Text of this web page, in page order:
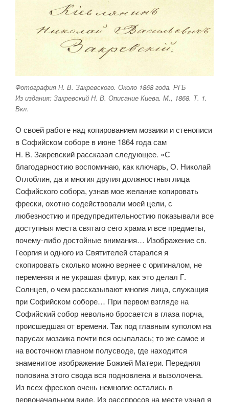
Фотография Н. В. Закревского. Около 1868 года. РГБ
Из издания: Закревский Н. В. Описание Киева. М., 1868. Т. 1.
Вкл.
О своей работе над копированием мозаики и стенописи
в Софийском соборе в июне 1864 года сам
Н. В. Закревский рассказал следующее. «С
благодарностию воспоминаю, как ключарь, О. Николай
Оглоблин, да и многия другия должностныя лица
Софийского собора, узнав мое желание копировать
фрески, охотно содействовали моей цели, с
любезностию и предупредительностию показывали все
доступныя места святаго сего храма и все предметы,
почему-либо достойные внимания… Изображение св.
Георгия и одного из Святителей старался я
скопировать сколько можно вернее с оригиналом, не
переменяя и не украшая фигур, как это делал Г.
Солнцев, о чем рассказывают многия лица, служащия
при Софийском соборе… При первом взгляде на
Софийский собор невольно бросается в глаза порча,
происшедшая от времени. Так под главным куполом на
парусах мозаика почти вся осыпалась; то же самое и
на восточном главном полусводе, где находится
знаменитое изображение Божией Матери. Передняя
половина этого свода вся подновлена и вызолочена.
Из всех фресков очень немногие остались в
первоначальном виде. Из расспросов на месте узнал я